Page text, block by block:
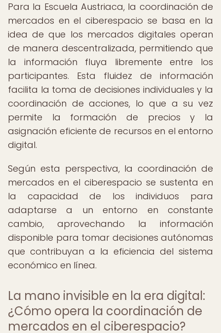
Para la Escuela Austriaca, la coordinación de
mercados en el ciberespacio se basa en la
idea de que los mercados digitales operan
de manera descentralizada, permitiendo que
la información fluya libremente entre los
participantes. Esta fluidez de información
facilita la toma de decisiones individuales y la
coordinación de acciones, lo que a su vez
permite la formación de precios y la
asignación eficiente de recursos en el entorno
digital.
Según esta perspectiva, la coordinación de
mercados en el ciberespacio se sustenta en
la capacidad de los individuos para
adaptarse a un entorno en constante
cambio, aprovechando la información
disponible para tomar decisiones autónomas
que contribuyan a la eficiencia del sistema
económico en línea.
La mano invisible en la era digital:
¿Cómo opera la coordinación de
mercados en el ciberespacio?